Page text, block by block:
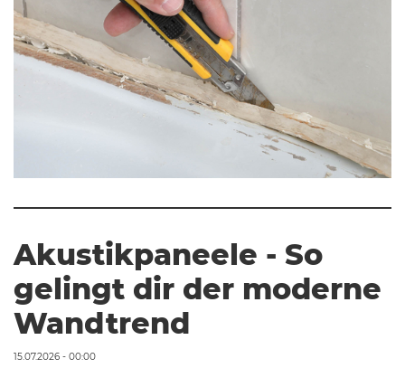
Akustikpaneele - So
gelingt dir der moderne
Wandtrend
15.07.2026 - 00:00